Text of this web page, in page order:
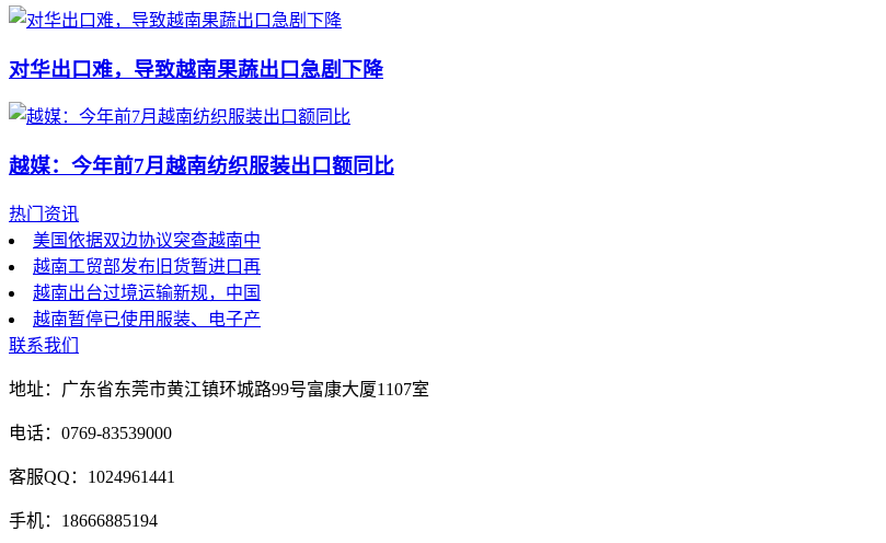
对华出口难，导致越南果蔬出口急剧下降
越媒：今年前7月越南纺织服装出口额同比
热门资讯
美国依据双边协议突查越南中
越南工贸部发布旧货暂进口再
越南出台过境运输新规，中国
越南暂停已使用服装、电子产
联系我们
地址：广东省东莞市黄江镇环城路99号富康大厦1107室
电话：0769-83539000
客服QQ：1024961441
手机：18666885194